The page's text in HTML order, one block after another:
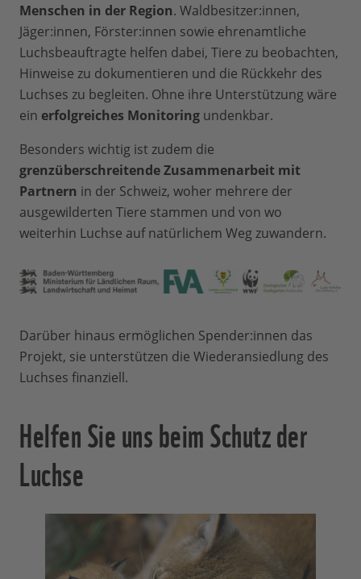
Menschen in der Region. Waldbesitzer:innen,
Jäger:innen, Förster:innen sowie ehrenamtliche
Luchsbeauftragte helfen dabei, Tiere zu beobachten,
Hinweise zu dokumentieren und die Rückkehr des
Luchses zu begleiten. Ohne ihre Unterstützung wäre
ein erfolgreiches Monitoring undenkbar.
Besonders wichtig ist zudem die
grenzüberschreitende Zusammenarbeit mit
Partnern in der Schweiz, woher mehrere der
ausgewilderten Tiere stammen und von wo
weiterhin Luchse auf natürlichem Weg zuwandern.
Darüber hinaus ermöglichen Spender:innen das
Projekt, sie unterstützen die Wiederansiedlung des
Luchses finanziell.
Helfen Sie uns beim Schutz der
Luchse